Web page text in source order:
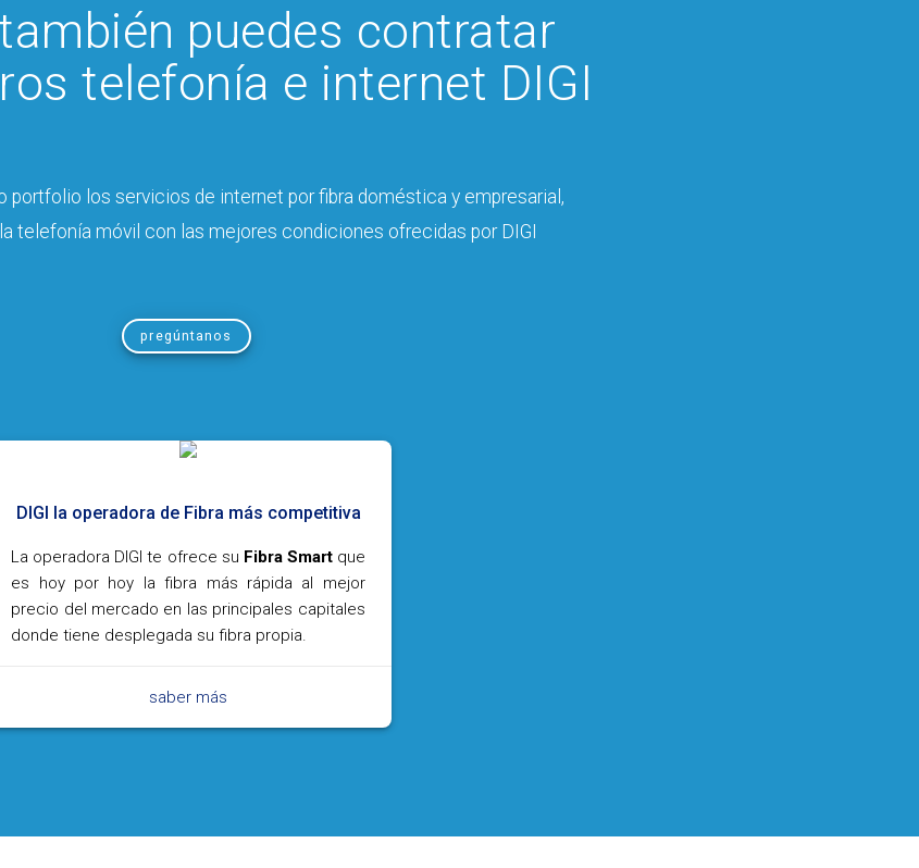
puedes contratar
telefonía e internet DIGI
portfolio los servicios de internet por fibra doméstica y empresarial,
telefonía móvil con las mejores condiciones ofrecidas por DIGI
pregúntanos
DIGI la operadora de Fibra más competitiva
La operadora DIGI te ofrece su Fibra Smartque
es hoy por hoy la fibra más rápida al mejor
precio del mercado en las principales capitales
donde tiene desplegada su fibra propia.
saber más